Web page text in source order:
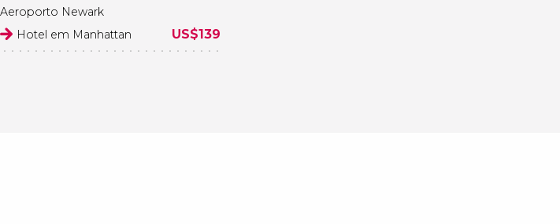
Aeroporto Newark
Hotel em Manhattan
US$139